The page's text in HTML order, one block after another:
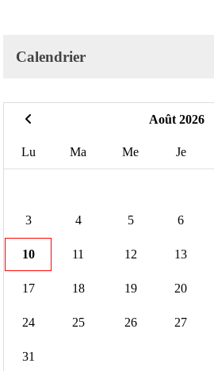
Calendrier
Août 2026
Lu Ma Me Je
3 4 5 6
10 11 12 13
17 18 19 20
24 25 26 27
31